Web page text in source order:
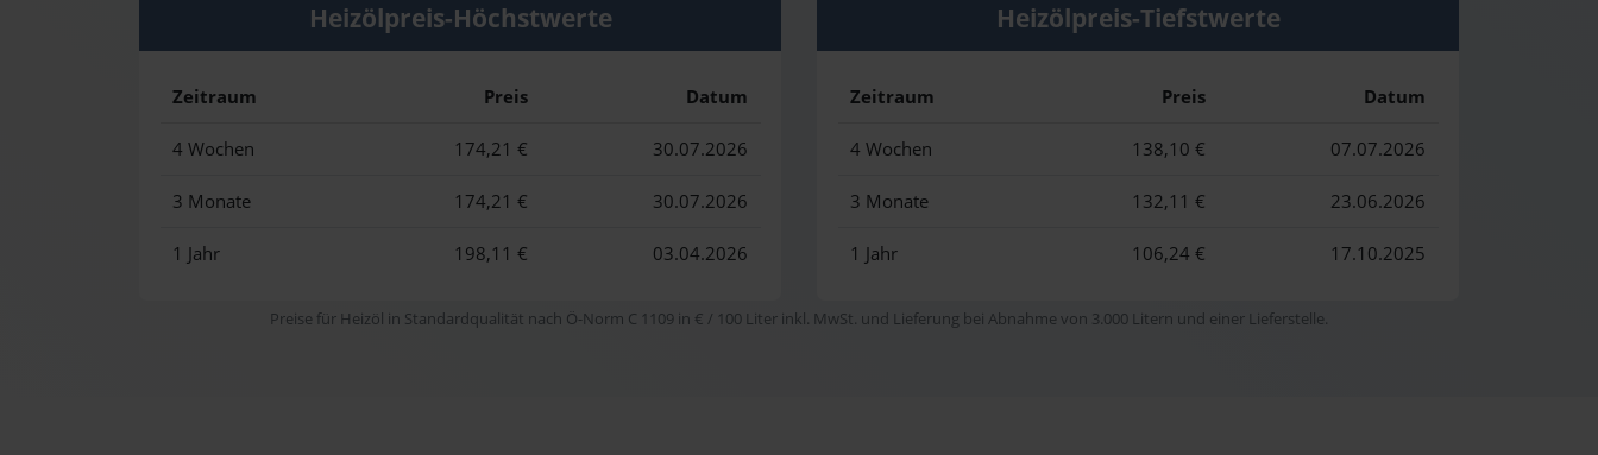
Heizölpreis-Höchstwerte
Zeitraum Preis Datum
4 Wochen 174,21 € 30.07.2026
3 Monate 174,21 € 30.07.2026
1 Jahr 198,11 € 03.04.2026
Heizölpreis-Tiefstwerte
Zeitraum Preis Datum
4 Wochen 138,10 € 07.07.2026
3 Monate 132,11 € 23.06.2026
1 Jahr 106,24 € 17.10.2025
Preise für Heizöl in Standardqualität nach Ö-Norm C 1109 in € / 100 Liter inkl. MwSt. und Lieferung bei Abnahme von 3.000 Litern und einer Lieferstelle.